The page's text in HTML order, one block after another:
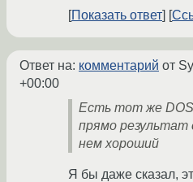
Показать ответ
Ответ на: комментарий от
+00:00
Есть тот же
прямо результат
нем хороший
Я бы даже сказал,